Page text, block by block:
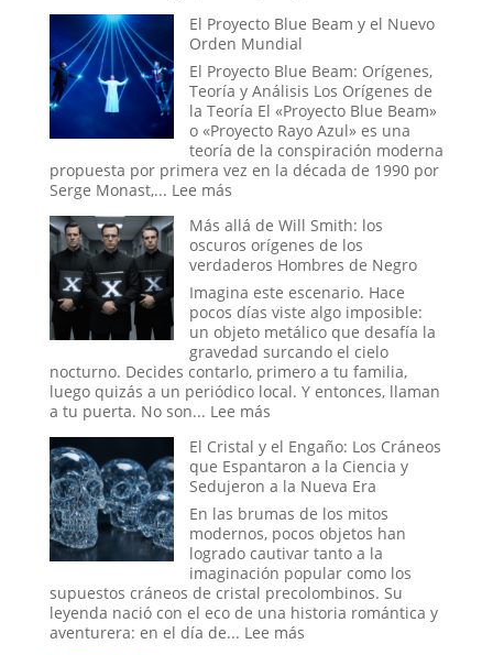
Mano
Masonería
y
Simbolismo
Esotérico
en
los
El Proyecto Blue Beam y el Nuevo
Orden Mundial
El Proyecto Blue Beam: Orígenes,
Teoría y Análisis Los Orígenes de
la Teoría El «Proyecto Blue Beam»
o «Proyecto Rayo Azul» es una
teoría de la conspiración moderna
propuesta por primera vez en la década de 1990 por
Serge Monast,... Lee más:
Proyecto
Blue
Beam
y
el
Nuevo
Orden
Mundial
Más allá de Will Smith: los
oscuros orígenes de los
verdaderos Hombres de Negro
Imagina este escenario. Hace
pocos días viste algo imposible:
un objeto metálico que desafía la
gravedad surcando el cielo
nocturno. Decides contarlo, primero a tu familia,
luego quizás a un periódico local. Y entonces, llaman
a tu puerta. No son... Lee más:
allá
de
Will
Smith:
los
oscuros
orígenes
de
los
verdaderos
El Cristal y el Engaño: Los Cráneos
que Espantaron a la Ciencia y
Sedujeron a la Nueva Era
En las brumas de los mitos
modernos, pocos objetos han
logrado cautivar tanto a la
imaginación popular como los
supuestos cráneos de cristal precolombinos. Su
leyenda nació con el eco de una historia romántica y
aventurera: en el día de... Lee más: